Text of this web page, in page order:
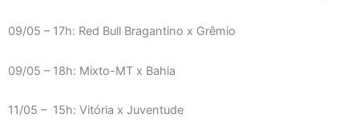
09/05 – 17h: Red Bull Bragantino x Grêmio
09/05 – 18h: Mixto-MT x Bahia
11/05 – 15h: Vitória x Juventude